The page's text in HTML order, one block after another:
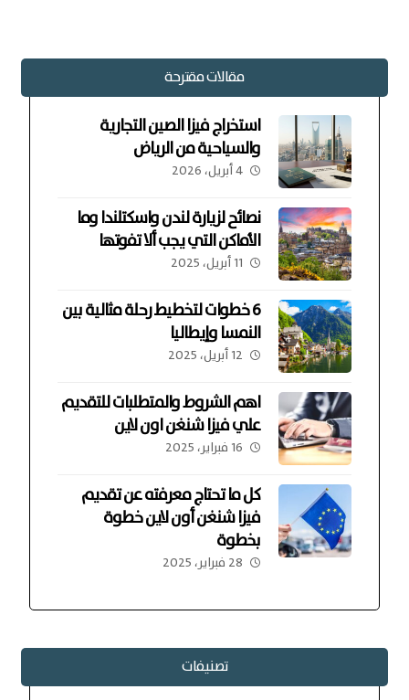
مقالات مقترحة
استخراج فيزا الصين التجارية
والسياحية من الرياض
4 أبريل، 2026
نصائح لزيارة لندن واسكتلندا وما
الأماكن التي يجب ألا تفوتها
11 أبريل، 2025
6 خطوات لتخطيط رحلة مثالية بين
النمسا وإيطاليا
12 أبريل، 2025
اهم الشروط والمتطلبات للتقديم
علي فيزا شنغن اون لاين
16 فبراير، 2025
كل ما تحتاج معرفته عن تقديم
فيزا شنغن أون لاين خطوة
بخطوة
28 فبراير، 2025
تصنيفات